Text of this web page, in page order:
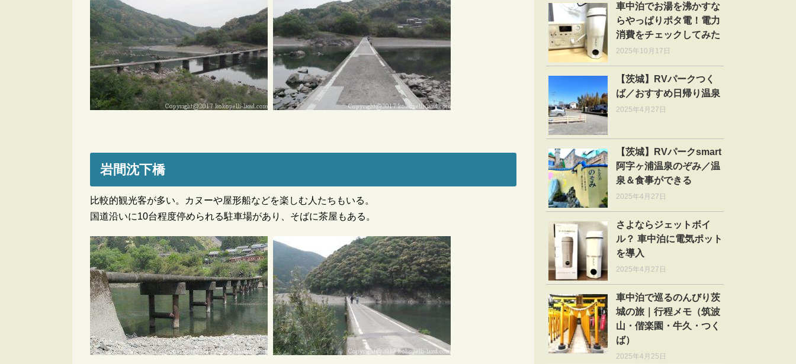
岩間沈下橋
比較的観光客が多い。カヌーや屋形船などを楽しむ人たちもいる。
国道沿いに10台程度停められる駐車場があり、そばに茶屋もある。
車中泊でお湯を沸かすな
らやっぱりポタ電！電力
消費をチェックしてみた
2025年10月17日
【茨城】RVパークつく
ば／おすすめ日帰り温泉
2025年4月27日
【茨城】RVパークsmart
阿字ヶ浦温泉のぞみ／温
泉＆食事ができる
2025年4月27日
さよならジェットボイ
ル？ 車中泊に電気ポット
を導入
2025年4月27日
車中泊で巡るのんびり茨
城の旅｜行程メモ（筑波
山・偕楽園・牛久・つく
ば）
2025年4月25日